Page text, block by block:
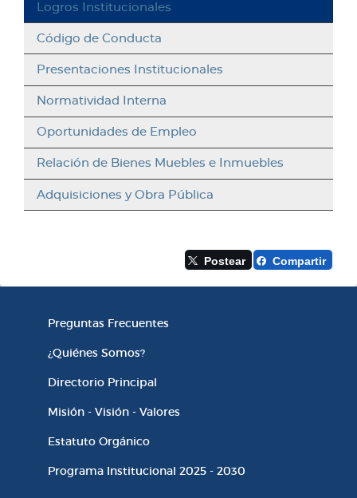
Logros Institucionales
Código de Conducta
Presentaciones Institucionales
Normatividad Interna
Oportunidades de Empleo
Relación de Bienes Muebles e Inmuebles
Adquisiciones y Obra Pública
Compartir
Postear
Información Institucional
Preguntas Frecuentes
¿Quiénes Somos?
Directorio Principal
Misión - Visión - Valores
Estatuto Orgánico
Programa Institucional 2025 - 2030